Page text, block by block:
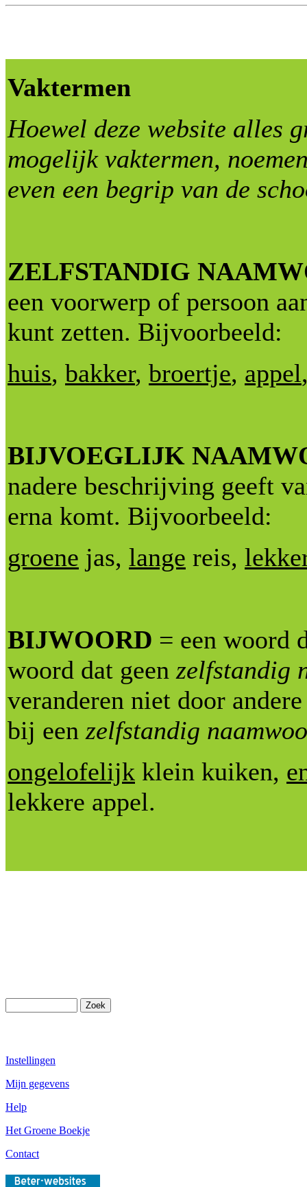
Vaktermen
Hoewel deze website alles
mogelijk vaktermen,
even een begrip van de
ZELFSTANDIG
een voorwerp of persoon
kunt zetten. Bijvoorbeeld:
huis, bakker, broertje, appel
BIJVOEGLIJK
nadere beschrijving geeft
erna komt. Bijvoorbeeld:
groene jas, lange reis,
BIJWOORD = een woord
woord dat geen zelfstandig
veranderen niet door
bij een zelfstandig
ongelofelijk klein kuiken,
lekkere appel.
Instellingen
Mijn gegevens
Help
Het Groene Boekje
Contact